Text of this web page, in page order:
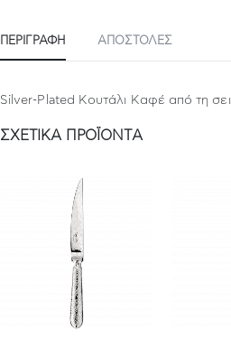
ΠΕΡΙΓΡΑΦΉ ΑΠΟΣΤΟΛΕΣ
Silver-Plated Κουτάλι Καφέ από τη
ΣΧΕΤΙΚΆ ΠΡΟΪΌΝΤΑ